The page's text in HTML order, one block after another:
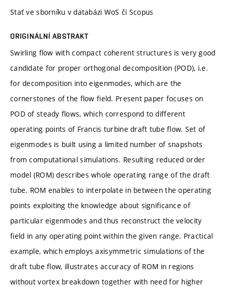
Stať ve sborníku v databázi WoS či Scopus
ORIGINÁLNÍ ABSTRAKT
Swirling flow with compact coherent structures is very good
candidate for proper orthogonal decomposition (POD), i.e.
for decomposition into eigenmodes, which are the
cornerstones of the flow field. Present paper focuses on
POD of steady flows, which correspond to different
operating points of Francis turbine draft tube flow. Set of
eigenmodes is built using a limited number of snapshots
from computational simulations. Resulting reduced order
model (ROM) describes whole operating range of the draft
tube. ROM enables to interpolate in between the operating
points exploiting the knowledge about significance of
particular eigenmodes and thus reconstruct the velocity
field in any operating point within the given range. Practical
example, which employs axisymmetric simulations of the
draft tube flow, illustrates accuracy of ROM in regions
without vortex breakdown together with need for higher